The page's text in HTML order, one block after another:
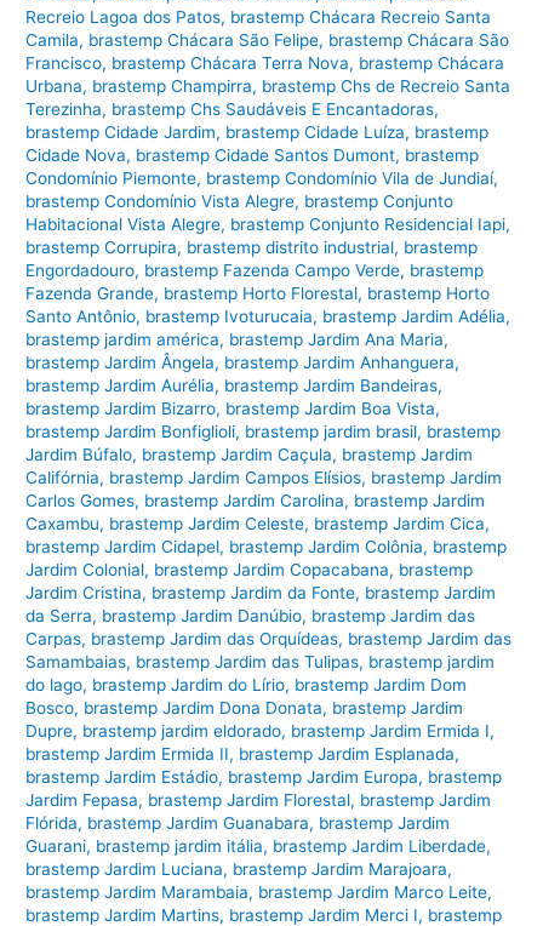
Recreio Lagoa dos Patos, brastemp Chácara Recreio Santa
Camila, brastemp Chácara São Felipe, brastemp Chácara São
Francisco, brastemp Chácara Terra Nova, brastemp Chácara
Urbana, brastemp Champirra, brastemp Chs de Recreio Santa
Terezinha, brastemp Chs Saudáveis E Encantadoras,
brastemp Cidade Jardim, brastemp Cidade Luíza, brastemp
Cidade Nova, brastemp Cidade Santos Dumont, brastemp
Condomínio Piemonte, brastemp Condomínio Vila de Jundiaí,
brastemp Condomínio Vista Alegre, brastemp Conjunto
Habitacional Vista Alegre, brastemp Conjunto Residencial Iapi,
brastemp Corrupira, brastemp distrito industrial, brastemp
Engordadouro, brastemp Fazenda Campo Verde, brastemp
Fazenda Grande, brastemp Horto Florestal, brastemp Horto
Santo Antônio, brastemp Ivoturucaia, brastemp Jardim Adélia,
brastemp jardim américa, brastemp Jardim Ana Maria,
brastemp Jardim Ângela, brastemp Jardim Anhanguera,
brastemp Jardim Aurélia, brastemp Jardim Bandeiras,
brastemp Jardim Bizarro, brastemp Jardim Boa Vista,
brastemp Jardim Bonfiglioli, brastemp jardim brasil, brastemp
Jardim Búfalo, brastemp Jardim Caçula, brastemp Jardim
Califórnia, brastemp Jardim Campos Elísios, brastemp Jardim
Carlos Gomes, brastemp Jardim Carolina, brastemp Jardim
Caxambu, brastemp Jardim Celeste, brastemp Jardim Cica,
brastemp Jardim Cidapel, brastemp Jardim Colônia, brastemp
Jardim Colonial, brastemp Jardim Copacabana, brastemp
Jardim Cristina, brastemp Jardim da Fonte, brastemp Jardim
da Serra, brastemp Jardim Danúbio, brastemp Jardim das
Carpas, brastemp Jardim das Orquídeas, brastemp Jardim das
Samambaias, brastemp Jardim das Tulipas, brastemp jardim
do lago, brastemp Jardim do Lírio, brastemp Jardim Dom
Bosco, brastemp Jardim Dona Donata, brastemp Jardim
Dupre, brastemp jardim eldorado, brastemp Jardim Ermida I,
brastemp Jardim Ermida II, brastemp Jardim Esplanada,
brastemp Jardim Estádio, brastemp Jardim Europa, brastemp
Jardim Fepasa, brastemp Jardim Florestal, brastemp Jardim
Flórida, brastemp Jardim Guanabara, brastemp Jardim
Guarani, brastemp jardim itália, brastemp Jardim Liberdade,
brastemp Jardim Luciana, brastemp Jardim Marajoara,
brastemp Jardim Marambaia, brastemp Jardim Marco Leite,
brastemp Jardim Martins, brastemp Jardim Merci I, brastemp